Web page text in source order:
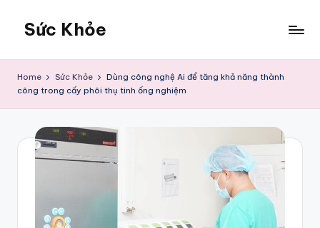
content
Sức Khỏe
Home Sức Khỏe
Dùng công nghệ Ai để tăng khả năng thành
công trong cấy phôi thụ tinh ống nghiệm